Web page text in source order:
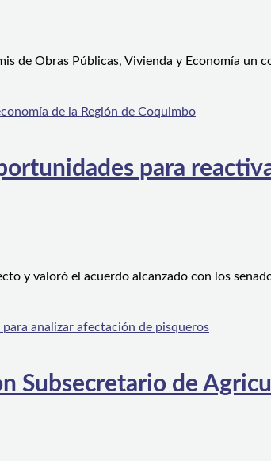
de Obras Públicas, Vivienda y Economía un
para
y valoró el acuerdo alcanzado con los
Subsecretario de